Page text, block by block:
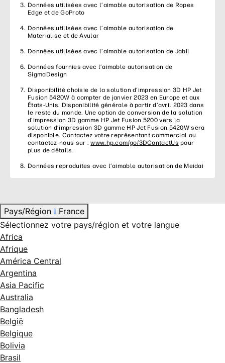
Données utilisées avec l’aimable autorisation de Ropes
Edge et de GoProto
Données utilisées avec l’aimable autorisation de
Materialise et de Avular
Données utilisées avec l’aimable autorisation de Jabil
Données fournies avec l’aimable autorisation de
SigmaDesign
Disponibilité choisie de la solution d’impression 3D HP Jet
Fusion 5420W à compter de janvier 2023 en Europe et aux
États-Unis. Disponibilité générale à partir d’avril 2023 dans
le reste du monde. Une option de conversion de la solution
d’impression 3D gamme HP Jet Fusion 5200 vers la
solution d’impression 3D gamme HP Jet Fusion 5420W sera
disponible. Contactez votre représentant commercial ou
contactez-nous sur :www.hp.com/go/3DContactUs pour
plus de détails.
Données reproduites avec l’aimable autorisation de Meidai
Pays/Région
France
Sélectionnez votre pays/région et votre langue
Africa
Afrique
América Central
Argentina
Asia Pacific
Australia
Bangladesh
België
Belgique
Bolivia
Brasil